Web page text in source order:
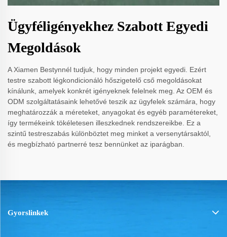
Ügyféligényekhez Szabott Egyedi
Megoldások
A Xiamen Bestynnél tudjuk, hogy minden projekt egyedi. Ezért
testre szabott légkondicionáló hőszigetelő cső megoldásokat
kínálunk, amelyek konkrét igényeknek felelnek meg. Az OEM és
ODM szolgáltatásaink lehetővé teszik az ügyfelek számára, hogy
meghatározzák a méreteket, anyagokat és egyéb paramétereket,
így termékeink tökéletesen illeszkednek rendszereikbe. Ez a
szintű testreszabás különböztet meg minket a versenytársaktól,
és megbízható partnerré tesz bennünket az iparágban.
Gyorslinkek